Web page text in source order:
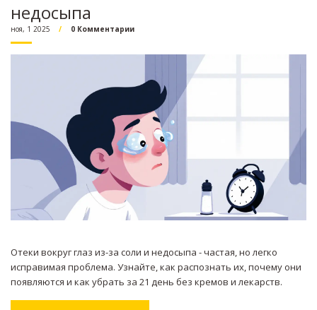
недосыпа
ноя, 1 2025 0 Комментарии
Отеки вокруг глаз из-за соли и недосыпа - частая, но легко
исправимая проблема. Узнайте, как распознать их, почему они
появляются и как убрать за 21 день без кремов и лекарств.